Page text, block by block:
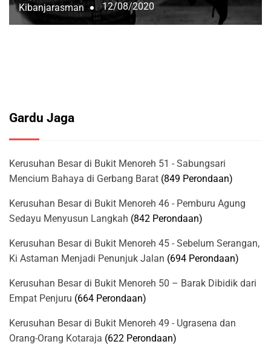
Kibanjarasman 12/08/2020
Gardu Jaga
Kerusuhan Besar di Bukit Menoreh 51 - Sabungsari
Mencium Bahaya di Gerbang Barat (849 Perondaan)
Kerusuhan Besar di Bukit Menoreh 46 - Pemburu Agung
Sedayu Menyusun Langkah (842 Perondaan)
Kerusuhan Besar di Bukit Menoreh 45 - Sebelum Serangan,
Ki Astaman Menjadi Penunjuk Jalan (694 Perondaan)
Kerusuhan Besar di Bukit Menoreh 50 – Barak Dibidik dari
Empat Penjuru (664 Perondaan)
Kerusuhan Besar di Bukit Menoreh 49 - Ugrasena dan
Orang-Orang Kotaraja (622 Perondaan)